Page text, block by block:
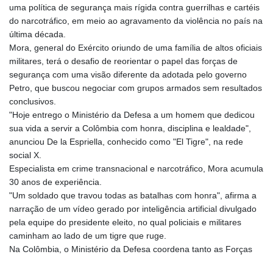
uma política de segurança mais rígida contra guerrilhas e cartéis
do narcotráfico, em meio ao agravamento da violência no país na
última década.
Mora, general do Exército oriundo de uma família de altos oficiais
militares, terá o desafio de reorientar o papel das forças de
segurança com uma visão diferente da adotada pelo governo
Petro, que buscou negociar com grupos armados sem resultados
conclusivos.
"Hoje entrego o Ministério da Defesa a um homem que dedicou
sua vida a servir a Colômbia com honra, disciplina e lealdade",
anunciou De la Espriella, conhecido como "El Tigre", na rede
social X.
Especialista em crime transnacional e narcotráfico, Mora acumula
30 anos de experiência.
"Um soldado que travou todas as batalhas com honra", afirma a
narração de um vídeo gerado por inteligência artificial divulgado
pela equipe do presidente eleito, no qual policiais e militares
caminham ao lado de um tigre que ruge.
Na Colômbia, o Ministério da Defesa coordena tanto as Forças